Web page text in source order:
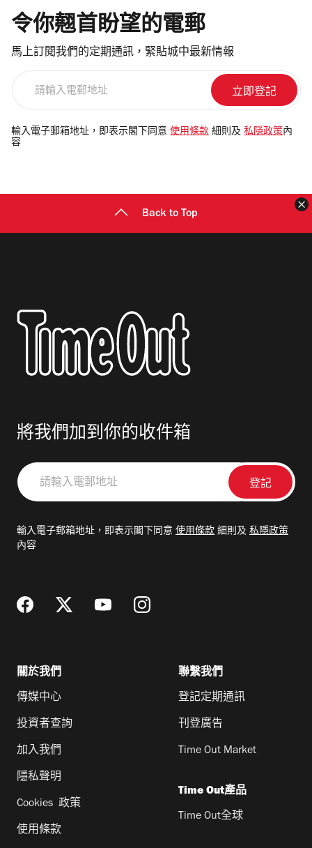
令你翹首盼望的電郵
馬上訂閱我們的定期通訊，緊貼城中最新情報
電
郵
輸入電子郵箱地址，即表示閣下同意 使用條款 細則及 私隱政策 內
容
Back to Top
將我們加到你的收件箱
請
輸
郵
輸入電子郵箱地址，即表示閣下同意 使用條款 細則及 私隱政策
內容
關於我們
傳媒中心
投資者查詢
加入我們
隱私聲明
Cookies 政策
使用條款
聯繫我們
登記定期通訊
刊登廣告
Time Out Market
Time Out產品
Time Out全球